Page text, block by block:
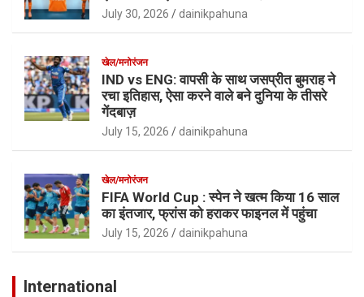
July 30, 2026 dainikpahuna
खेल/मनोरंजन
IND vs ENG: वापसी के साथ जसप्रीत बुमराह ने
रचा इतिहास, ऐसा करने वाले बने दुनिया के तीसरे
गेंदबाज़
July 15, 2026 dainikpahuna
खेल/मनोरंजन
FIFA World Cup : स्पेन ने खत्म किया 16 साल
का इंतजार, फ्रांस को हराकर फाइनल में पहुंचा
July 15, 2026 dainikpahuna
International